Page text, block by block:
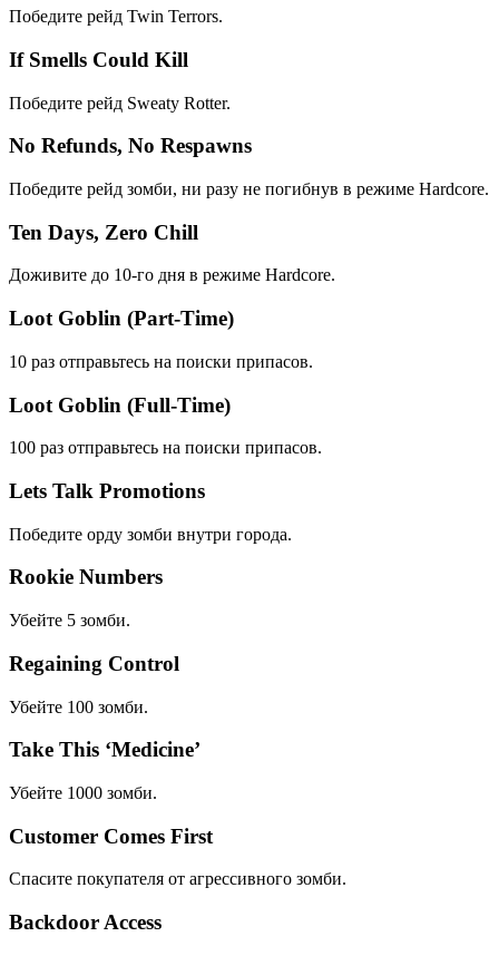
Победите рейд Twin Terrors.
If Smells Could Kill
Победите рейд Sweaty Rotter.
No Refunds, No Respawns
Победите рейд зомби, ни разу не погибнув в режиме Hardcore.
Ten Days, Zero Chill
Доживите до 10-го дня в режиме Hardcore.
Loot Goblin (Part-Time)
10 раз отправьтесь на поиски припасов.
Loot Goblin (Full-Time)
100 раз отправьтесь на поиски припасов.
Lets Talk Promotions
Победите орду зомби внутри города.
Rookie Numbers
Убейте 5 зомби.
Regaining Control
Убейте 100 зомби.
Take This ‘Medicine’
Убейте 1000 зомби.
Customer Comes First
Спасите покупателя от агрессивного зомби.
Backdoor Access